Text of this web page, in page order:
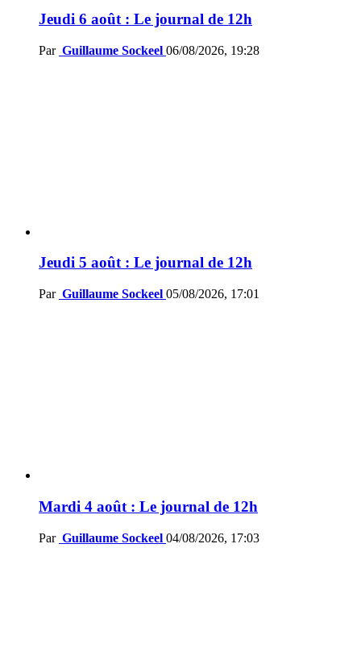
Jeudi 6 août : Le journal de 12h
Par Guillaume Sockeel 06/08/2026, 19:28
Jeudi 5 août : Le journal de 12h
Par Guillaume Sockeel 05/08/2026, 17:01
Mardi 4 août : Le journal de 12h
Par Guillaume Sockeel 04/08/2026, 17:03